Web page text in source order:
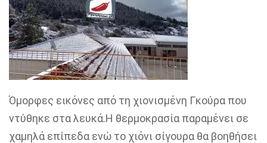
Όμορφες εικόνες από τη χιονισμένη Γκούρα που
ντύθηκε στα λευκά.Η θερμοκρασία παραμένει σε
χαμηλά επίπεδα ενώ το χιόνι σίγουρα θα βοηθήσει